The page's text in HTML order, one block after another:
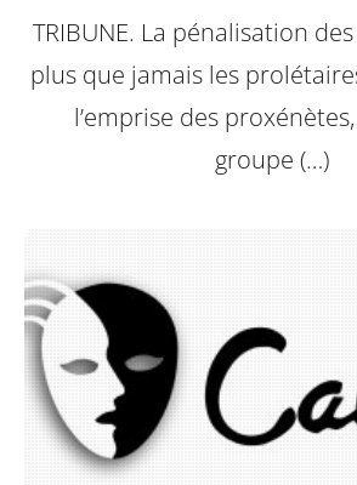
TRIBUNE. La pénalisation
plus que jamais les
l’emprise des
groupe (…)